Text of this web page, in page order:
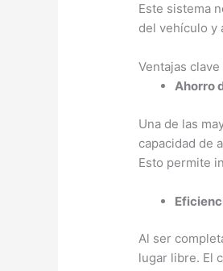
Este sistema
del vehículo y
Ventajas
Ahorro
Una de las
capacidad de
Esto permite
Al ser
lugar libre. El